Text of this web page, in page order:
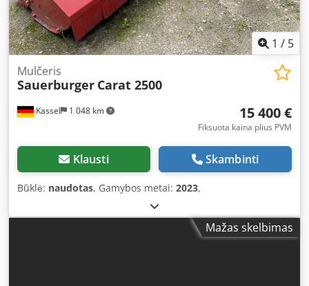
1 / 5
Kassel 1 048 km
Mulčeris
Sauerburger Carat 2500
15 400 €
Fiksuota kaina plius PVM
Klausti Skambinti
Būklė: naudotas, Gamybos metai: 2023,
Mažas skelbimas